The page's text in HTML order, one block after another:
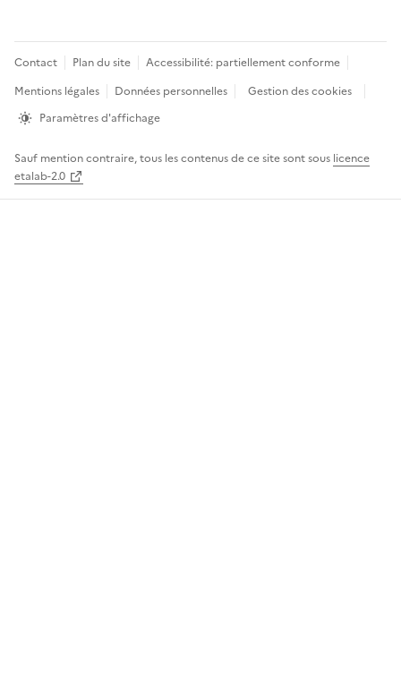
Pied
de
page
Contact Plan du site
Accessibilité: partiellement conforme
Mentions légales
Données personnelles
Gestion des cookies
Paramètres d'affichage
Sauf mention contraire, tous les contenus de ce site sont sous licence
etalab-2.0